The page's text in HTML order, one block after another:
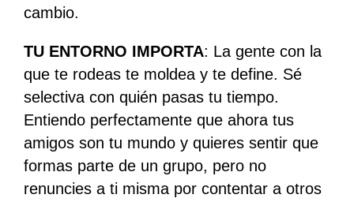
cambio.
TU ENTORNO IMPORTA: La gente con la
que te rodeas te moldea y te define. Sé
selectiva con quién pasas tu tiempo.
Entiendo perfectamente que ahora tus
amigos son tu mundo y quieres sentir que
formas parte de un grupo, pero no
renuncies a ti misma por contentar a otros